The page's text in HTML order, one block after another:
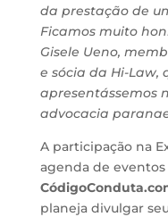
da prestação de
Ficamos muito
Gisele Ueno,
e sócia da Hi-Law,
apresentássemos
advocacia
A participação na
agenda de eventos
planeja divulgar